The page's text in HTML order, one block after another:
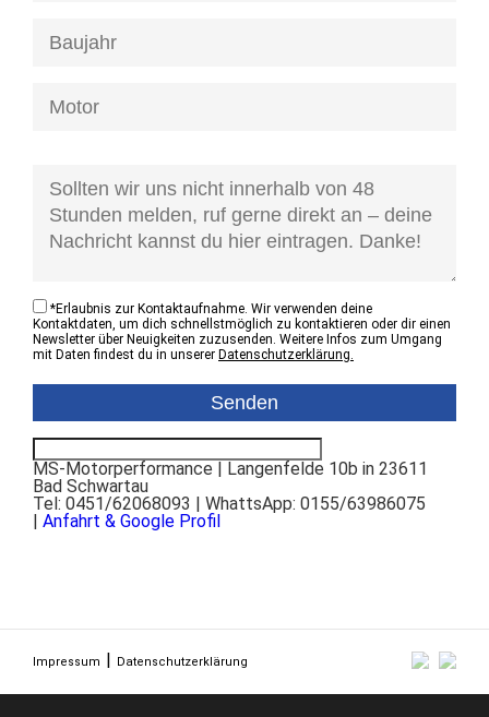
*Erlaubnis zur Kontaktaufnahme. Wir verwenden deine
Kontaktdaten, um dich schnellstmöglich zu kontaktieren oder dir einen
Newsletter über Neuigkeiten zuzusenden. Weitere Infos zum Umgang
mit Daten findest du in unserer Datenschutzerklärung.
MS-Motorperformance | Langenfelde 10b in 23611
Bad Schwartau
Tel: 0451/62068093 | WhattsApp: 0155/63986075
| Anfahrt & Google Profil
Impressum Datenschutzerklärung